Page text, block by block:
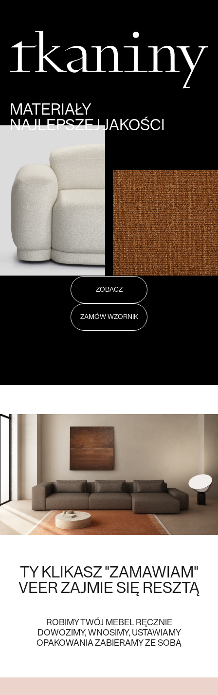
MATERIAŁY
NAJLEPSZEJ JAKOŚCI
ZOBACZ
ZAMÓW WZORNIK
TY KLIKASZ "ZAMAWIAM"
VEER ZAJMIE SIĘ RESZTĄ
ROBIMY TWÓJ MEBEL RĘCZNIE
DOWOZIMY, WNOSIMY, USTAWIAMY
OPAKOWANIA ZABIERAMY ZE SOBĄ